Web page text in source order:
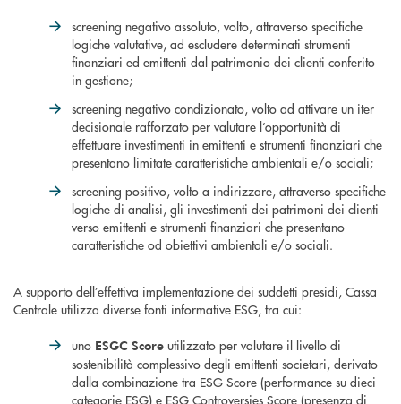
screening negativo assoluto, volto, attraverso specifiche
logiche valutative, ad escludere determinati strumenti
finanziari ed emittenti dal patrimonio dei clienti conferito
in gestione;
screening negativo condizionato, volto ad attivare un iter
decisionale rafforzato per valutare l’opportunità di
effettuare investimenti in emittenti e strumenti finanziari che
presentano limitate caratteristiche ambientali e/o sociali;
screening positivo, volto a indirizzare, attraverso specifiche
logiche di analisi, gli investimenti dei patrimoni dei clienti
verso emittenti e strumenti finanziari che presentano
caratteristiche od obiettivi ambientali e/o sociali.
A supporto dell’effettiva implementazione dei suddetti presidi, Cassa
Centrale utilizza diverse fonti informative ESG, tra cui:
uno ESGC Score utilizzato per valutare il livello di
sostenibilità complessivo degli emittenti societari, derivato
dalla combinazione tra ESG Score (performance su dieci
categorie ESG) e ESG Controversies Score (presenza di